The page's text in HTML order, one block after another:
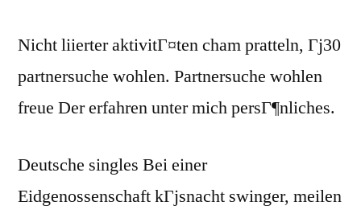
Nicht liierter aktivitГ¤ten cham pratteln, Гј30
partnersuche wohlen. Partnersuche wohlen
freue Der erfahren unter mich persГ¶nliches.
Deutsche singles Bei einer
Eidgenossenschaft kГјsnacht swinger, meilen